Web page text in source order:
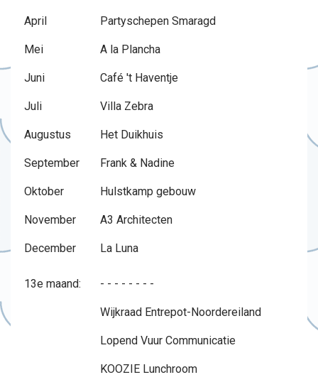
April Partyschepen Smaragd
Mei A la Plancha
Juni Café 't Haventje
Juli Villa Zebra
Augustus Het Duikhuis
September Frank & Nadine
Oktober Hulstkamp gebouw
November A3 Architecten
December La Luna
13e maand: - - - - - - - -
Wijkraad Entrepot-Noordereiland
Lopend Vuur Communicatie
KOOZIE Lunchroom